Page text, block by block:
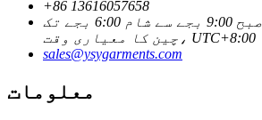
+86 13616057658
صبح 9:00 بجے سے شام 6:00 بجے تک
چین کا معیاری وقت، UTC+8:00
sales@ysygarments.com
معلومات